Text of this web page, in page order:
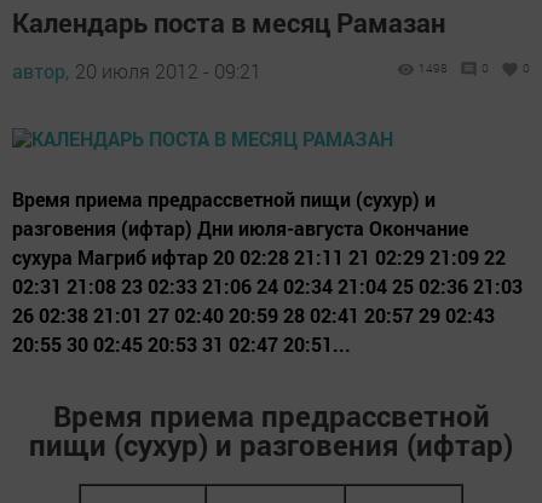
Календарь поста в месяц Рамазан
автор, 20 июля 2012 - 09:21 1498 0 0
Время приема предрассветной пищи (сухур) и
разговения (ифтар) Дни июля-августа Окончание
сухура Магриб ифтар 20 02:28 21:11 21 02:29 21:09 22
02:31 21:08 23 02:33 21:06 24 02:34 21:04 25 02:36 21:03
26 02:38 21:01 27 02:40 20:59 28 02:41 20:57 29 02:43
20:55 30 02:45 20:53 31 02:47 20:51...
Время приема предрассветной
пищи (сухур) и разговения (ифтар)